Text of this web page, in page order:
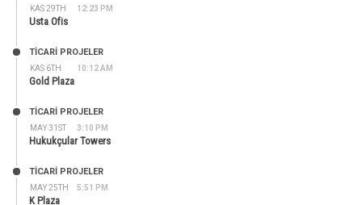
KAS 29TH 12:23 PM
Usta Ofis
KAS 6TH 10:12 AM
TİCARİ PROJELER
Gold Plaza
MAY 31ST 3:10 PM
TİCARİ PROJELER
Hukukçular Towers
MAY 25TH 5:51 PM
TİCARİ PROJELER
K Plaza